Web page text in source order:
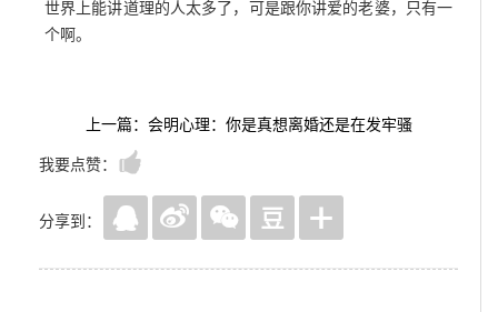
世界上能讲道理的人太多了，可是跟你讲爱的老婆，只有一
个啊。
上一篇：会明心理：你是真想离婚还是在发牢骚
我要点赞：
分享到：